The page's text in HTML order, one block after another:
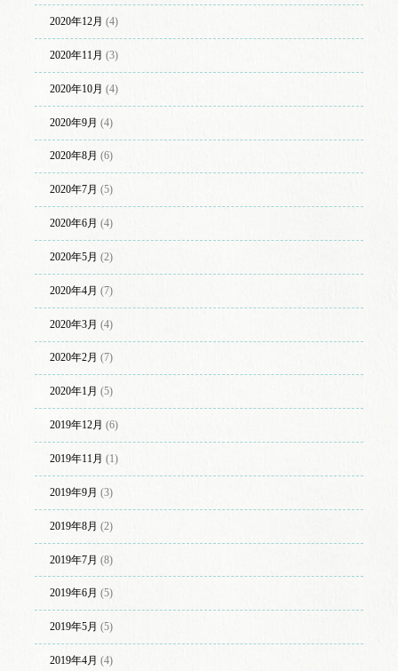
2020年12月 (4)
2020年11月 (3)
2020年10月 (4)
2020年9月 (4)
2020年8月 (6)
2020年7月 (5)
2020年6月 (4)
2020年5月 (2)
2020年4月 (7)
2020年3月 (4)
2020年2月 (7)
2020年1月 (5)
2019年12月 (6)
2019年11月 (1)
2019年9月 (3)
2019年8月 (2)
2019年7月 (8)
2019年6月 (5)
2019年5月 (5)
2019年4月 (4)